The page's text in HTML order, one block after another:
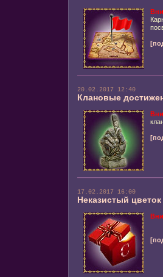
20.02.2017 12:40
Клановые
17.02.2017 16:00
Неказистый цветок